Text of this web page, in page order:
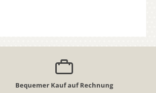
Bequemer Kauf auf Rechnung